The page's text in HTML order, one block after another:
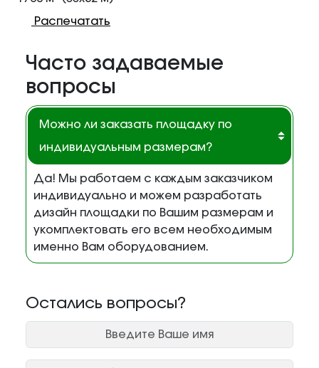
Распечатать
Часто задаваемые
вопросы
Можно ли заказать площадку по
индивидуальным размерам?
Да! Мы работаем с каждым заказчиком
индивидуально и можем разработать
дизайн площадки по Вашим размерам и
укомплектовать его всем необходимым
именно Вам оборудованием.
Остались вопросы?